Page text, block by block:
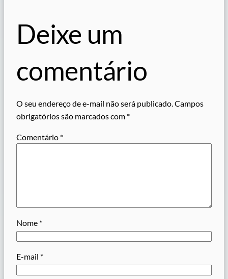
Deixe um
comentário
O seu endereço de e-mail não será publicado.Campos
obrigatórios são marcados com *
Comentário *
Nome *
E-mail *